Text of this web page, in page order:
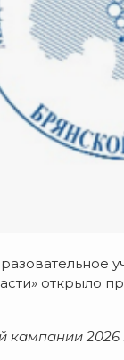
открыло
кампании 2026